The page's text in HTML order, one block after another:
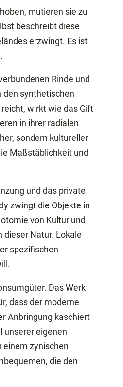
mutieren sie zu
beschreibt diese
erzwingt. Es ist
Rinde und
den synthetischen
wirkt wie das Gift
in ihrer radialen
sondern kultureller
Maßstäblichkeit und
und das private
zwingt die Objekte in
von Kultur und
dieser Natur. Lokale
spezifischen
Das Werk
dass der moderne
Anbringung kaschiert
unserer eigenen
einem zynischen
die den